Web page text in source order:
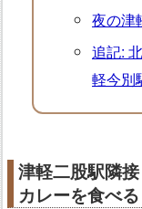
夜の津
追記:
軽今別
津軽二股駅隣
カレーを食べる